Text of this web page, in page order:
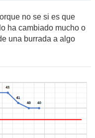
no se si es que
ha cambiado mucho o
una burrada a algo